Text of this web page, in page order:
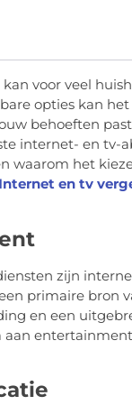
voor veel
opties kan
behoeften
internet- en tv-
waarom het
Internet en tv
zijn
primaire bron
en een